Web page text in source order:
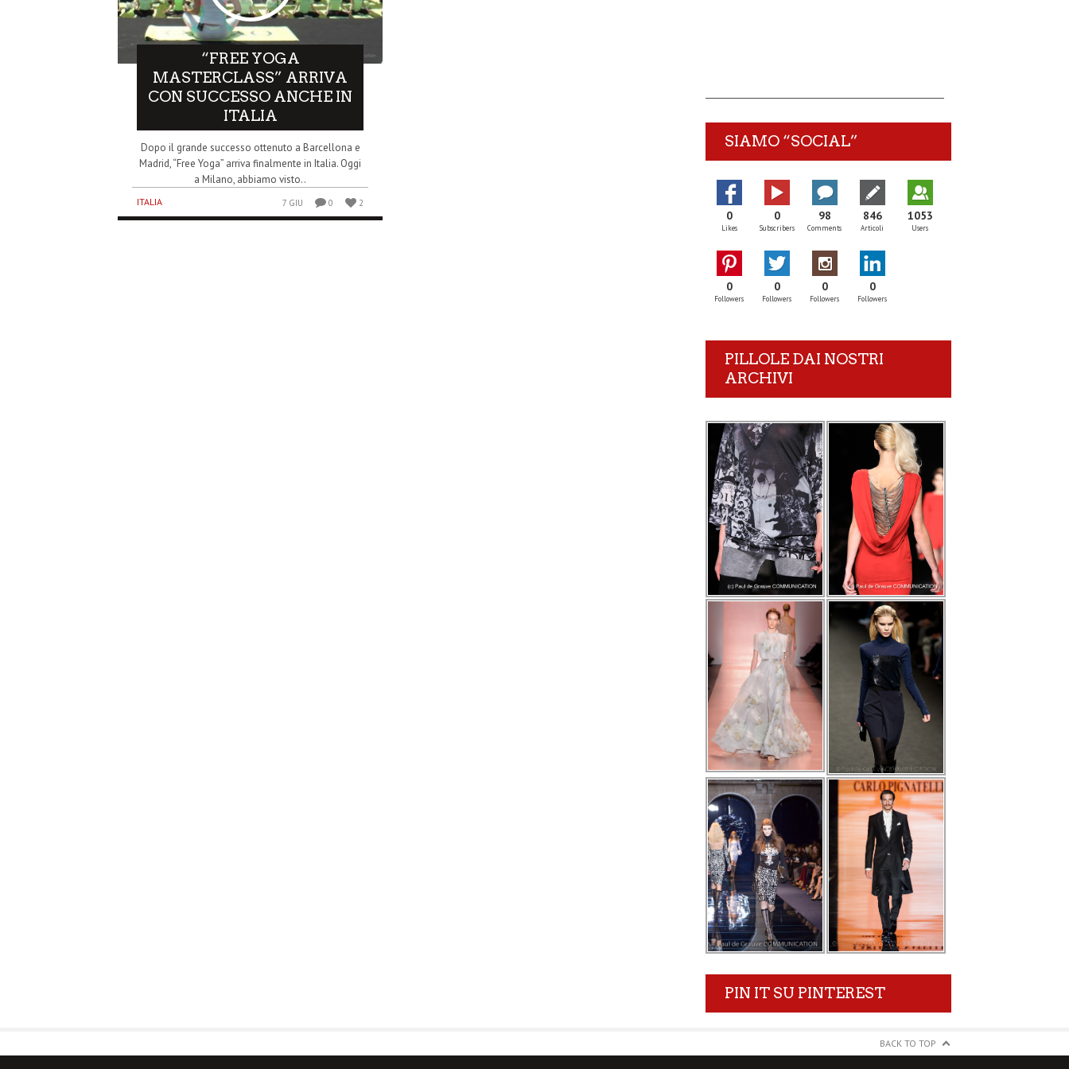
“FREE YOGA
MASTERCLASS” ARRIVA
CON SUCCESSO ANCHE IN
ITALIA
Dopo il grande successo ottenuto a Barcellona e
Madrid, “Free Yoga” arriva finalmente in Italia. Oggi
a Milano, abbiamo visto..
ITALIA 7 GIU 0 2
SIAMO “SOCIAL”
0
Likes
0
Subscribers
98
Comments
846
Articoli
1053
Users
0
Followers
0
Followers
0
Followers
0
Followers
PILLOLE DAI NOSTRI
ARCHIVI
PIN IT SU PINTEREST
BACK TO TOP